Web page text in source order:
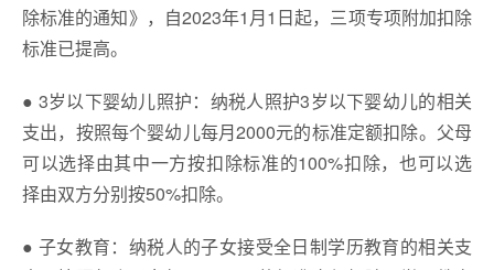
除标准的通知》，自2023年1月1日起，三项专项附加扣除
标准已提高。
● 3岁以下婴幼儿照护：纳税人照护3岁以下婴幼儿的相关
支出，按照每个婴幼儿每月2000元的标准定额扣除。父母
可以选择由其中一方按扣除标准的100%扣除，也可以选
择由双方分别按50%扣除。
● 子女教育：纳税人的子女接受全日制学历教育的相关支